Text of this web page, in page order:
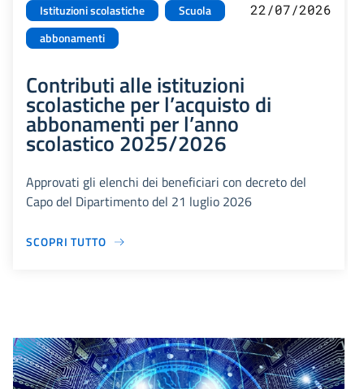
Istituzioni scolastiche
Scuola
abbonamenti
22/07/2026
Contributi alle istituzioni
scolastiche per l’acquisto di
abbonamenti per l’anno
scolastico 2025/2026
Approvati gli elenchi dei beneficiari con decreto del
Capo del Dipartimento del 21 luglio 2026
SCOPRI TUTTO